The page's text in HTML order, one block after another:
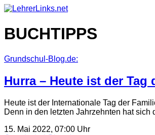
Skip
content
BUCHTIPPS
Grundschul-Blog.de:
Hurra – Heute ist der Tag
Heute ist der Internationale Tag der
Denn in den letzten Jahrzehnten hat
15. Mai 2022, 07:00 Uhr